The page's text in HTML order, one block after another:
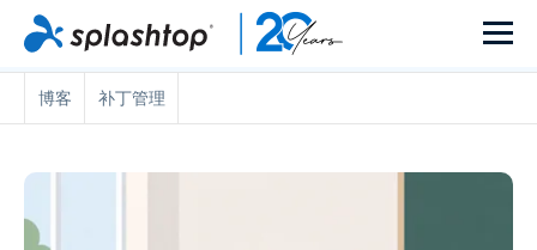
博客 补丁管理